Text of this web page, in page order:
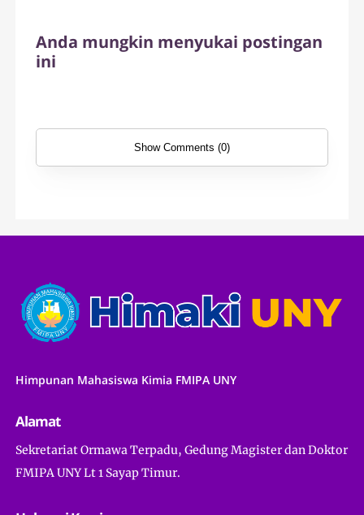
Anda mungkin menyukai postingan
ini
Show Comments (0)
Himpunan Mahasiswa Kimia FMIPA UNY
Alamat
Sekretariat Ormawa Terpadu, Gedung Magister dan Doktor
FMIPA UNY Lt 1 Sayap Timur.